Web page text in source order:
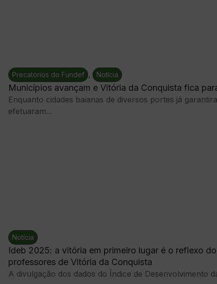
Precatórios do Fundef , Notícia
Municípios avançam e Vitória da Conquista fica
Enquanto cidades baianas de diversos portes já
efetuaram...
Notícia
Ideb 2025: a vitória em primeiro lugar é o reflexo
professores de Vitória da Conquista
A divulgação dos dados do Índice de Desenvolvimento